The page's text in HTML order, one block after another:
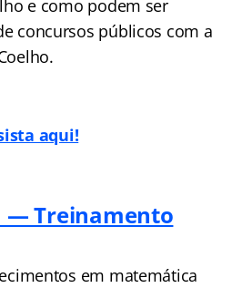
e como podem ser
concursos públicos com a
aqui!
— Treinamento
em matemática